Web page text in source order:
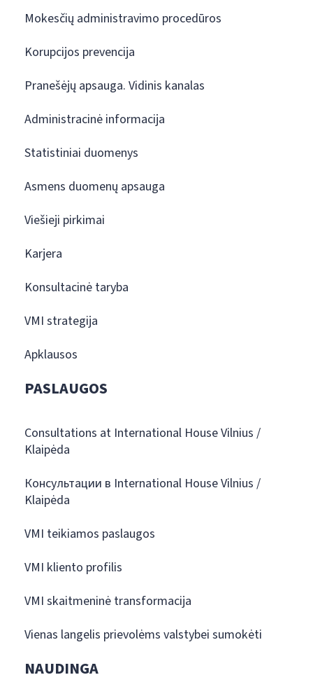
Mokesčių administravimo procedūros
Korupcijos prevencija
Pranešėjų apsauga. Vidinis kanalas
Administracinė informacija
Statistiniai duomenys
Asmens duomenų apsauga
Viešieji pirkimai
Karjera
Konsultacinė taryba
VMI strategija
Apklausos
PASLAUGOS
Consultations at International House Vilnius /
Klaipėda
Консультации в International House Vilnius /
Klaipėda
VMI teikiamos paslaugos
VMI kliento profilis
VMI skaitmeninė transformacija
Vienas langelis prievolėms valstybei sumokėti
NAUDINGA